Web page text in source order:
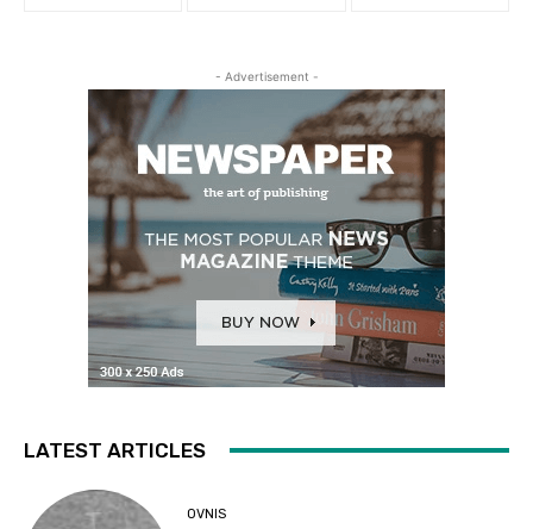
- Advertisement -
LATEST ARTICLES
OVNIS